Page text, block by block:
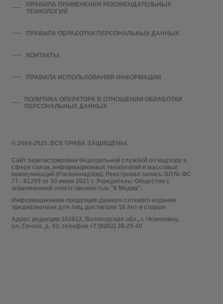
© 2004-2025. ВСЕ ПРАВА ЗАЩИЩЕНЫ.
Сайт зарегистрирован Федеральной службой по надзору в
сфере связи, информационных технологий и массовых
коммуникаций (Роскомнадзор). Реестровая запись ЭЛ № ФС
77 - 81209 от 30 июня 2021 г. Учредитель: Общество с
ограниченной ответственностью "К Медиа".
Информационная продукция данного сетевого издания
предназначена для лиц, достигших 16 лет и старше
Адрес редакции 162612, Вологодская обл., г. Череповец,
ул. Гоголя, д. 43, телефон +7 (8202) 28-20-40
ПРАВИЛА ПРИМЕНЕНИЯ РЕКОМЕНДАТЕЛЬНЫХ
ТЕХНОЛОГИЙ
ПРАВИЛА ОБРАБОТКИ ПЕРСОНАЛЬНЫХ ДАННЫХ
КОНТАКТЫ
ПРАВИЛА ИСПОЛЬЗОВАНИЯ ИНФОРМАЦИИ
ПОЛИТИКА ОПЕРАТОРА В ОТНОШЕНИИ ОБРАБОТКИ
ПЕРСОНАЛЬНЫХ ДАННЫХ